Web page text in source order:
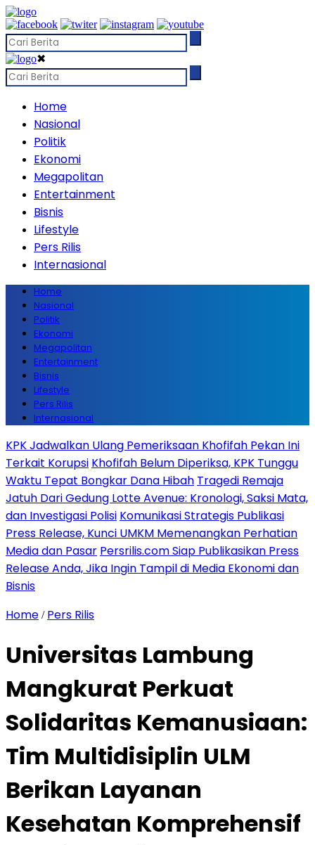
✖
Home
Nasional
Politik
Ekonomi
Megapolitan
Entertainment
Bisnis
Lifestyle
Pers Rilis
Internasional
Home
Nasional
Politik
Ekonomi
Megapolitan
Entertainment
Bisnis
Lifestyle
Pers Rilis
Internasional
KPK Jadwalkan Ulang Pemeriksaan Khofifah Pekan Ini
Terkait Korupsi Khofifah Belum Diperiksa, KPK Tunggu
Waktu Tepat Bongkar Dana Hibah Tragedi Remaja
Jatuh Dari Gedung Lotte Avenue: Kronologi, Saksi Mata,
dan Investigasi Polisi Komunikasi Strategis Publikasi
Press Release, Kunci UMKM Memenangkan Perhatian
Media dan Pasar Persrilis.com Siap Publikasikan Press
Release Anda, Jika Ingin Tampil di Media Ekonomi dan
Bisnis
Home / Pers Rilis
Universitas Lambung
Mangkurat Perkuat
Solidaritas Kemanusiaan:
Tim Multidisiplin ULM
Berikan Layanan
Kesehatan Komprehensif